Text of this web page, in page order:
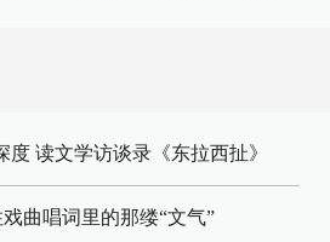
读文学访谈录《东拉西扯》
戏曲唱词里的那缕“文气”